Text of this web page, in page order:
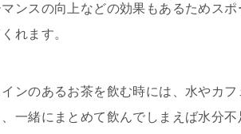
ンスの向上などの効果もあるためス
れます。
インのあるお茶を飲む時には、水やカ
一緒にまとめて飲んでしまえば水分